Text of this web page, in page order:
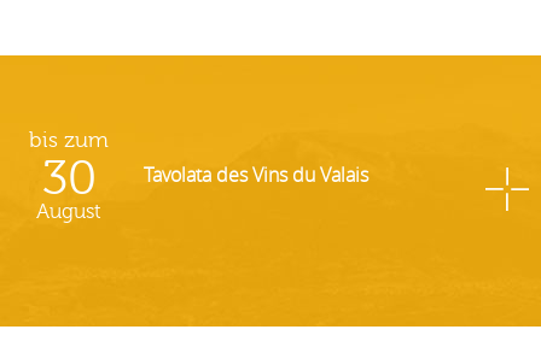
bis zum
30
August
Tavolata des Vins du Valais